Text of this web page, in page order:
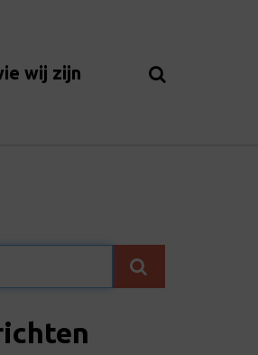
wij zijn